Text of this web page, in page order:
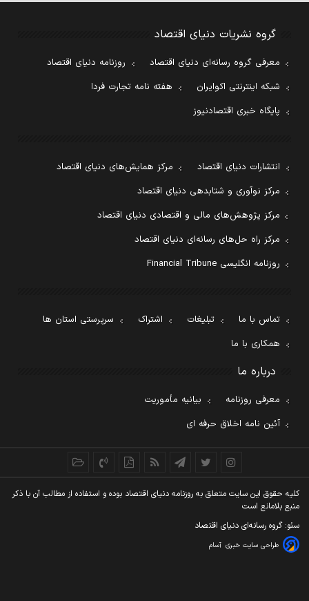
گروه نشریات دنیای اقتصاد
معرفی گروه رسانه‌ای دنیای اقتصاد
روزنامه دنیای اقتصاد
شبکه اینترنتی اکوایران
هفته نامه تجارت فردا
پایگاه خبری اقتصادنیوز
انتشارات دنیای اقتصاد
مرکز همایش‌های دنیای اقتصاد
مرکز نوآوری و شتابدهی دنیای اقتصاد
مرکز پژوهش‌های مالی و اقتصادی دنیای اقتصاد
مرکز راه حل‌های رسانه‌ای دنیای اقتصاد
روزنامه انگلیسی Financial Tribune
تماس با ما تبلیغات اشتراک
سرپرستی استان ها
همکاری با ما
درباره ما
معرفی روزنامه
بیانیه مأموریت
آئین نامه اخلاق حرفه ای
کليه حقوق اين سايت متعلق به روزنامه دنيای اقتصاد بوده و استفاده از مطالب آن با ذکر
منبع بلامانع است
سئو: گروه رسانه‌ای دنیای اقتصاد
طراحی سایت خبری آسام